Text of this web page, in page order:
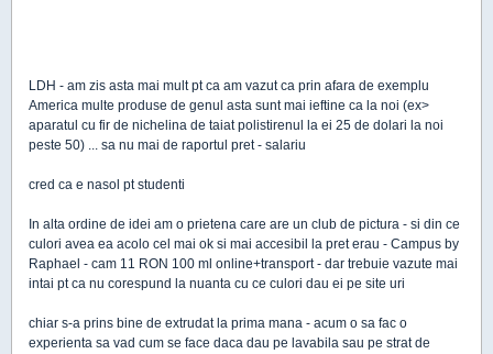
LDH - am zis asta mai mult pt ca am vazut ca prin afara de exemplu
America multe produse de genul asta sunt mai ieftine ca la noi (ex>
aparatul cu fir de nichelina de taiat polistirenul la ei 25 de dolari la noi
peste 50) ... sa nu mai de raportul pret - salariu
cred ca e nasol pt studenti
In alta ordine de idei am o prietena care are un club de pictura - si din ce
culori avea ea acolo cel mai ok si mai accesibil la pret erau - Campus by
Raphael - cam 11 RON 100 ml online+transport - dar trebuie vazute mai
intai pt ca nu corespund la nuanta cu ce culori dau ei pe site uri
chiar s-a prins bine de extrudat la prima mana - acum o sa fac o
experienta sa vad cum se face daca dau pe lavabila sau pe strat de